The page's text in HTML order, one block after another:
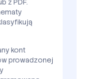
z PDF.
kont
prowadzonej